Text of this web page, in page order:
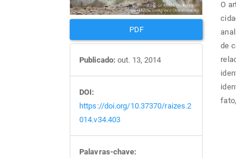
PDF
Publicado: out. 13, 2014
DOI:
https://doi.org/10.37370/raizes.2
014.v34.403
Palavras-chave:
O
de